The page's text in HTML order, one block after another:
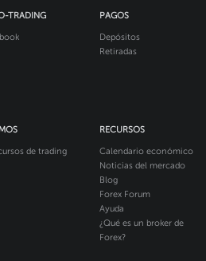
TRADING PAGOS
Depósitos
Retiradas
de trading
RECURSOS
Calendario económico
Noticias del mercado
Blog
Forex Forum
Ayuda
¿Qué es un broker de
Forex?